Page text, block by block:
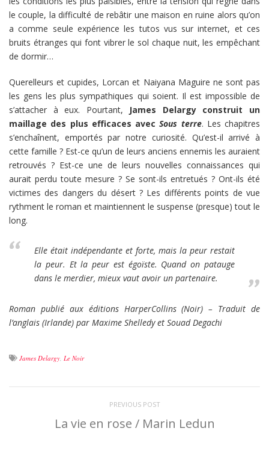
le couple, la difficulté de rebâtir une maison en ruine alors qu’on
a comme seule expérience les tutos vus sur internet, et ces
bruits étranges qui font vibrer le sol chaque nuit, les empêchant
de dormir…
Querelleurs et cupides, Lorcan et Naiyana Maguire ne sont pas
les gens les plus sympathiques qui soient. Il est impossible de
s’attacher à eux. Pourtant, James Delargy construit un
maillage des plus efficaces avecSous terre. Les chapitres
s’enchaînent, emportés par notre curiosité. Qu’est-il arrivé à
cette famille ? Est-ce qu’un de leurs anciens ennemis les auraient
retrouvés ? Est-ce une de leurs nouvelles connaissances qui
aurait perdu toute mesure ? Se sont-ils entretués ? Ont-ils été
victimes des dangers du désert ? Les différents points de vue
rythment le roman et maintiennent le suspense (presque) tout le
long.
Elle était indépendante et forte, mais la peur restait
la peur. Et la peur est égoïste. Quand on patauge
dans le merdier, mieux vaut avoir un partenaire.
Roman publié aux éditions HarperCollins (Noir) – Traduit de
l’anglais (Irlande) par Maxime Shelledy et Souad Degachi
James Delargy, Le Noir
PREVIOUS POST
La vie en rose / Marin Ledun